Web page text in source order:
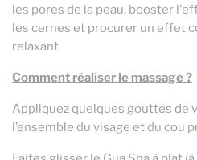
les pores de la peau, booster
les cernes et procurer un effet
relaxant.
Comment réaliser le massage ?
Appliquez quelques gouttes de
l’ensemble du visage et du cou